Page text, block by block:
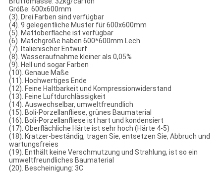
Größe: 600x600mm
(3). Drei Farben sind verfügbar
(4). 9 gelegentliche Muster für 600x600mm
(5). Mattoberfläche ist verfügbar
(6). Matchgröße haben 600*600mm Lech
(7). Italienischer Entwurf
(8). Wasseraufnahme kleiner als 0,05%
(9). Hell und sogar Farben
(10). Genaue Maße
(11). Hochwertiges Ende
(12). Feine Haltbarkeit und Kompressionwiderstand
(13). Feine Luftdurchlässigkeit
(14). Auswechselbar, umweltfreundlich
(15). Boli-Porzellanfliese, grünes Baumaterial
(16). Boli-Porzellanfliese ist hart und kondensiert
(17). Oberflächliche Härte ist sehr hoch (Härte 4-5)
(18). Kratzer-beständig, tragen Sie, entsetzen Sie, Abbruch und
wartungsfreies
(19). Enthält keine Verschmutzung und Strahlung, ist so ein
umweltfreundliches Baumaterial
(20). Bescheinigung: 3C